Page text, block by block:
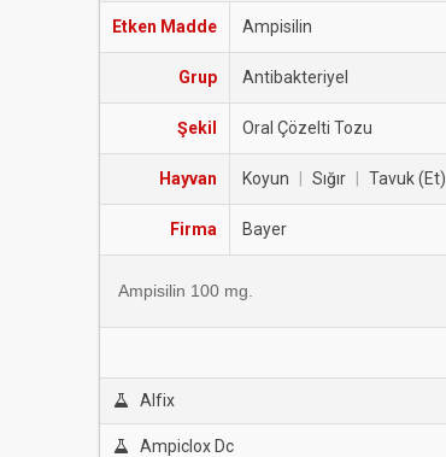
Etken Madde Ampisilin
Grup Antibakteriyel
Şekil Oral Çözelti Tozu
Hayvan Koyun Sığır Tavuk (Et)
Firma Bayer
Ampisilin 100 mg.
Alfix
Ampiclox Dc